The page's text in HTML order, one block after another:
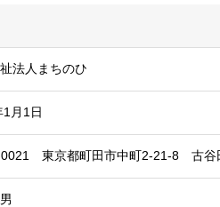
法人まちのひ
1月1日
0021 東京都町田市中町2-21-8 古谷